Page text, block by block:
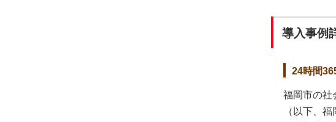
導入事例
24時間
福岡市の社
（以下、